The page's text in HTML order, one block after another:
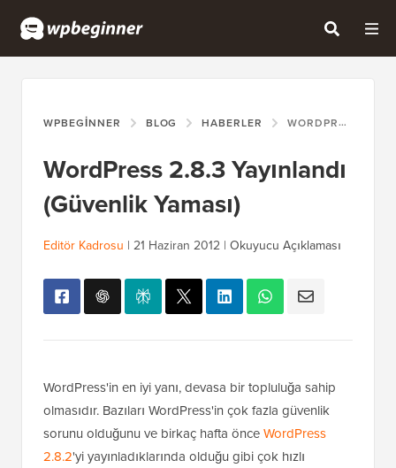
WPBEGINNER BLOG HABERLER WORDPRESS 2.8.3 YAYINLANDI (GÜVENLIK YAMASI)
WordPress 2.8.3 Yayınlandı
(Güvenlik Yaması)
Editör Kadrosu | 21 Haziran 2012 | Okuyucu Açıklaması
WordPress'in en iyi yanı, devasa bir topluluğa sahip
olmasıdır. Bazıları WordPress'in çok fazla güvenlik
sorunu olduğunu ve birkaç hafta önceWordPress
2.8.2'yi yayınladıklarında olduğu gibi çok hızlı